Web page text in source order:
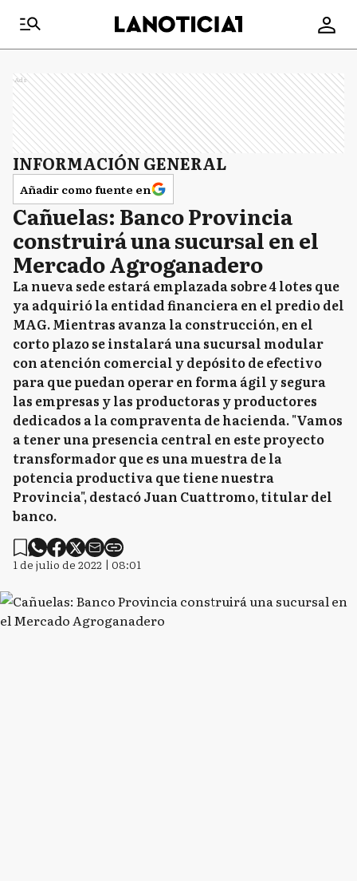
Ads
INFORMACIÓN GENERAL
Añadir como fuente en
Cañuelas: Banco Provincia
construirá una sucursal en el
Mercado Agroganadero
La nueva sede estará emplazada sobre 4 lotes que
ya adquirió la entidad financiera en el predio del
MAG. Mientras avanza la construcción, en el
corto plazo se instalará una sucursal modular
con atención comercial y depósito de efectivo
para que puedan operar en forma ágil y segura
las empresas y las productoras y productores
dedicados a la compraventa de hacienda. "Vamos
a tener una presencia central en este proyecto
transformador que es una muestra de la
potencia productiva que tiene nuestra
Provincia", destacó Juan Cuattromo, titular del
banco.
1 de julio de 2022 | 08:01